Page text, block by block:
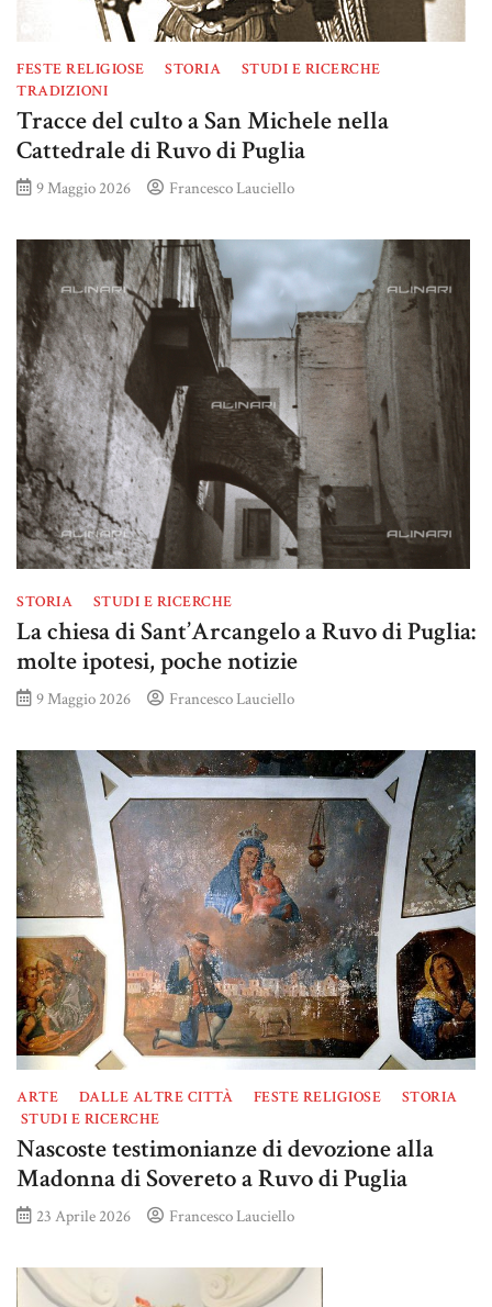
FESTE RELIGIOSE STORIA
STUDI E RICERCHE
TRADIZIONI
Tracce del culto a San Michele nella
Cattedrale di Ruvo di Puglia
9 Maggio 2026 Francesco Lauciello
STORIA STUDI E RICERCHE
La chiesa di Sant’Arcangelo a Ruvo di Puglia:
molte ipotesi, poche notizie
9 Maggio 2026 Francesco Lauciello
ARTE DALLE ALTRE CITTÀ FESTE RELIGIOSE
STORIA
STUDI E RICERCHE
Nascoste testimonianze di devozione alla
Madonna di Sovereto a Ruvo di Puglia
23 Aprile 2026 Francesco Lauciello